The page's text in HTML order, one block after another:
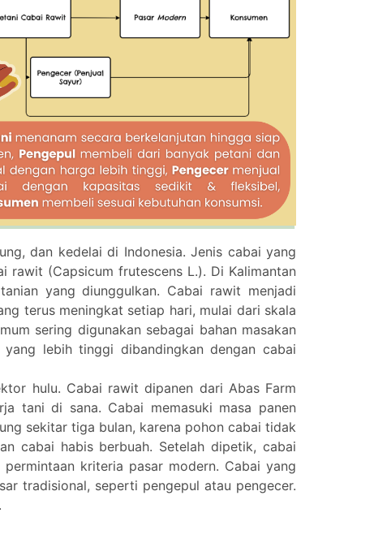
dan kedelai di Indonesia. Jenis cabai yang
rawit (Capsicum frutescens L.). Di Kalimantan
yang diunggulkan. Cabai rawit menjadi
terus meningkat setiap hari, mulai dari skala
sering digunakan sebagai bahan masakan
lebih tinggi dibandingkan dengan cabai
hulu. Cabai rawit dipanen dari Abas Farm
tani di sana. Cabai memasuki masa panen
sekitar tiga bulan, karena pohon cabai tidak
cabai habis berbuah. Setelah dipetik, cabai
kriteria pasar modern. Cabai yang
tradisional, seperti pengepul atau pengecer.